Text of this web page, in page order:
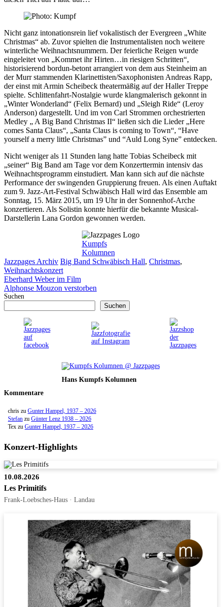
Nicht ganz intonationsrein lief vokalistisch der Evergreen „White
Christmas“ ab. Zuvor spielten die Instrumentalisten noch weitere
winterliche Weihnachtsnummern. Der feierliche Reigen wurde
eingeleitet von „Kommet ihr Hirten…in riesigen Schritten“,
historisierend bordun-betont arrangiert von dem aus Steinheim an
der Murr stammenden Klarinettisten/Saxophonisten Andreas Rapp,
der einst mit Armin Scheibeck theatermäßig auf der Haller Treppe
spielte. Schlittenfahrt-Nostalgie wurde klangmalerisch gekonnt in
„Winter Wonderland“ (Felix Bernard) und „Sleigh Ride“ (Leroy
Anderson) dargestellt. Und im von Carl Strommen orchestrierten
Medley „ A Big Band Christmas II“ ließen sich die Lieder „Here
comes Santa Claus“, „Santa Claus is coming to Town“, “Have
yourself a merry little Christmas” und “Auld Long Syne” entdecken.
Nicht weniger als 11 Stunden lang hatte Tobias Scheibeck mit
„seiner“ Big Band am Tage vor dem Konzerttermin intensiv das
Weihnachtsprogramm einstudiert. Man kann sich auf die nächste
Performance der swingenden Gruppierung freuen. Als einen Auftakt
zum 9. Jazz-Art-Festival Schwäbisch Hall wird das Ensemble am
Sonntag, 15. März 2015, um 19 Uhr in der Sonnenhof-Arche
konzertieren. Als Solistin konnte hierfür die bekannte Musical-
Darstellerin Lana Gordon gewonnen werden.
Kumpfs
Kolumnen
Kategorien
Jazzpages Archiv Schlagwörter
Big Band Schwäbisch Hall, Christmas,
Weihnachtskonzert
Eberhard Weber im Film
Alphonse Mouzon verstorben
Suchen
Suchen
Hans Kumpfs Kolumnen
Kommentare
chris zu Gunter Hampel, 1937 – 2026
Stefan zu Günter Lenz 1938 – 2026
Tex zu Gunter Hampel, 1937 – 2026
Konzert-Highlights
10.08.2026
Les Primitifs
Frank-Loebsches-Haus · Landau